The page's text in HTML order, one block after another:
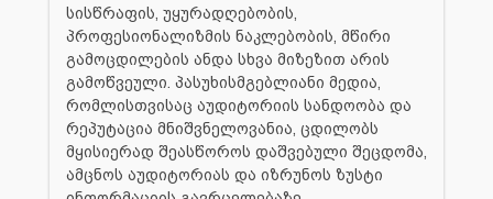
სისწრაფის, უყურადღებობის,
პროფესიონალიზმის ნაკლებობის, მწირი
გამოცდილების ანდა სხვა მიზეზით არის
გამოწვეული. პასუხისმგებლიანი მედია,
რომლისთვისაც აუდიტორიის სანდოობა და
რეპუტაცია მნიშვნელოვანია, ცდილობს
მყისიერად შეასწოროს დაშვებული შეცდომა,
ამცნოს აუდიტორიას და იზრუნოს ზუსტი